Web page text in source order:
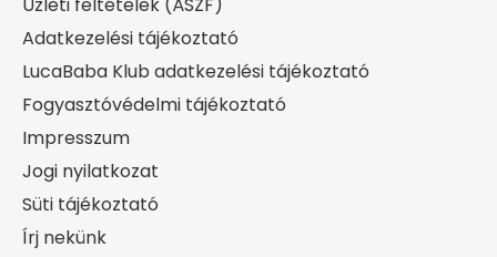
Üzleti feltételek (ÁSZF)
Adatkezelési tájékoztató
LucaBaba Klub adatkezelési tájékoztató
Fogyasztóvédelmi tájékoztató
Impresszum
Jogi nyilatkozat
Süti tájékoztató
Írj nekünk